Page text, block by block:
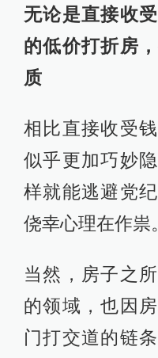
无论是直接收
的低价打折房
质
相比直接收受
似乎更加巧妙
样就能逃避党
侥幸心理在作祟。
当然，房子之
的领域，也因
门打交道的链